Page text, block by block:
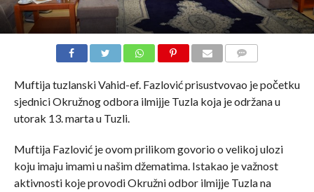
Muftija tuzlanski Vahid-ef. Fazlović prisustvovao je početku
sjednici Okružnog odbora ilmijje Tuzla koja je održana u
utorak 13. marta u Tuzli.
Muftija Fazlović je ovom prilikom govorio o velikoj ulozi
koju imaju imami u našim džematima. Istakao je važnost
aktivnosti koje provodi Okružni odbor ilmijje Tuzla na